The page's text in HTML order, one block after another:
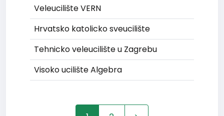
Veleucilište VERN
Hrvatsko katolicko sveucilište
Tehnicko veleucilište u Zagrebu
Visoko ucilište Algebra